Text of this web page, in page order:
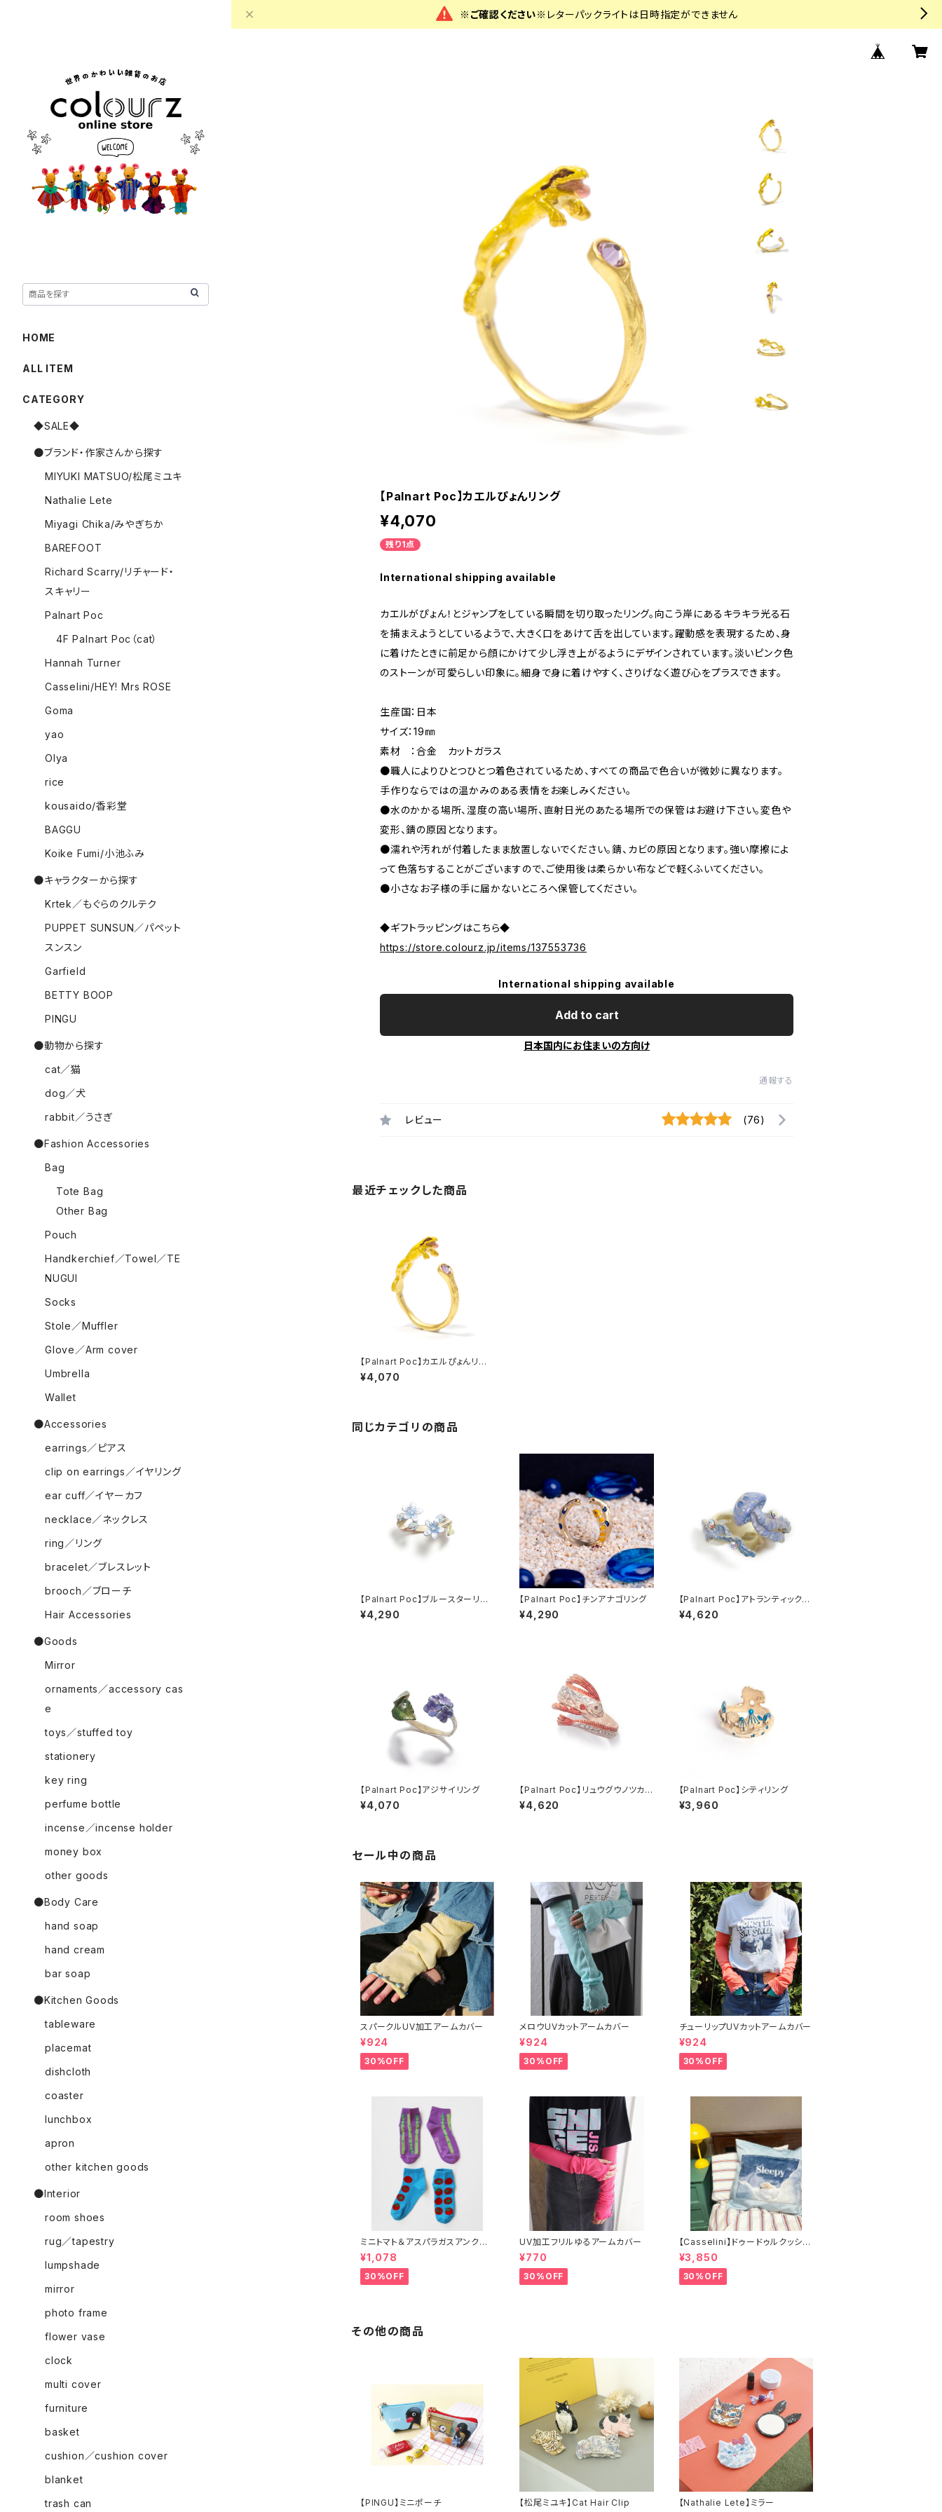
※ご確認ください※ レターパックライトは日時指定ができません
【Palnart Poc】カエルぴょんリング
¥4,070
残り1点
International shipping available
カエルがぴょん！とジャンプをしている瞬間を切り取ったリング。向こう岸にあるキラキラ光る石
を捕まえようとしているようで、大きく口をあけて舌を出しています。躍動感を表現するため、身
に着けたときに前足から顔にかけて少し浮き上がるようにデザインされています。淡いピンク色
のストーンが可愛らしい印象に。細身で身に着けやすく、さりげなく遊び心をプラスできます。
生産国：日本
サイズ：19㎜
素材 ：合金 カットガラス
●職人によりひとつひとつ着色されているため、すべての商品で色合いが微妙に異なります。
手作りならではの温かみのある表情をお楽しみください。
●水のかかる場所、湿度の高い場所、直射日光のあたる場所での保管はお避け下さい。変色や
変形、錆の原因となります。
●濡れや汚れが付着したまま放置しないでください。錆、カビの原因となります。強い摩擦によ
って色落ちすることがございますので、ご使用後は柔らかい布などで軽くふいてください。
●小さなお子様の手に届かないところへ保管してください。
◆ギフトラッピングはこちら◆
https://store.colourz.jp/items/137553736
International shipping available
Add to cart
日本国内にお住まいの方向け
通報する
レビュー (76)
最近チェックした商品
【Palnart Poc】カエルぴょんリン
グ
¥4,070
同じカテゴリの商品
【Palnart Poc】ブルースターリン
グ
¥4,290
【Palnart Poc】チンアナゴリング
¥4,290
【Palnart Poc】アトランティックシ
ーネットルリング くらげ
¥4,620
【Palnart Poc】アジサイリング
¥4,070
【Palnart Poc】リュウグウノツカイ
リング
¥4,620
【Palnart Poc】シティリング
¥3,960
セール中の商品
スパークルUV加工アームカバー
¥924
30%OFF
メロウUVカットアームカバー
¥924
30%OFF
チューリップUVカットアームカバー
¥924
30%OFF
ミニトマト＆アスパラガスアンクル
ソックス 2P
¥1,078
30%OFF
UV加工フリルゆるアームカバー
¥770
30%OFF
【Casselini】ドゥードゥルクッショ
ンカバー
¥3,850
30%OFF
その他の商品
【PINGU】ミニポーチ 【松尾ミユキ】Cat Hair Clip 【Nathalie Lete】ミラー
HOME
ALL ITEM
CATEGORY
◆SALE◆
●ブランド・作家さんから探す
MIYUKI MATSUO/松尾ミユキ
Nathalie Lete
Miyagi Chika/みやぎちか
BAREFOOT
Richard Scarry/リチャード・
スキャリー
Palnart Poc
4F Palnart Poc（cat）
Hannah Turner
Casselini/HEY! Mrs ROSE
Goma
yao
Olya
rice
kousaido/香彩堂
BAGGU
Koike Fumi/小池ふみ
●キャラクターから探す
Krtek／もぐらのクルテク
PUPPET SUNSUN／パペット
スンスン
Garfield
BETTY BOOP
PINGU
●動物から探す
cat／猫
dog／犬
rabbit／うさぎ
●Fashion Accessories
Bag
Tote Bag
Other Bag
Pouch
Handkerchief／Towel／TE
NUGUI
Socks
Stole／Muffler
Glove／Arm cover
Umbrella
Wallet
●Accessories
earrings／ピアス
clip on earrings／イヤリング
ear cuff／イヤーカフ
necklace／ネックレス
ring／リング
bracelet／ブレスレット
brooch／ブローチ
Hair Accessories
●Goods
Mirror
ornaments／accessory cas
e
toys／stuffed toy
stationery
key ring
perfume bottle
incense／incense holder
money box
other goods
●Body Care
hand soap
hand cream
bar soap
●Kitchen Goods
tableware
placemat
dishcloth
coaster
lunchbox
apron
other kitchen goods
●Interior
room shoes
rug／tapestry
lumpshade
mirror
photo frame
flower vase
clock
multi cover
furniture
basket
cushion／cushion cover
blanket
trash can